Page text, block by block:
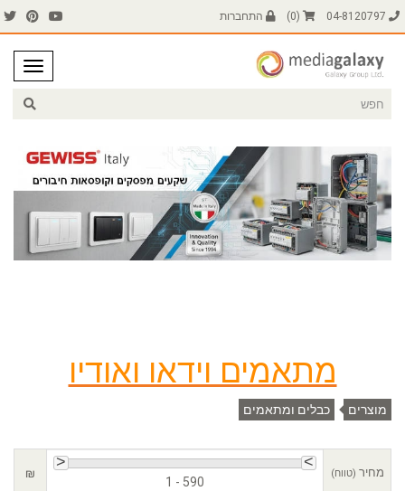
(
0
) התחברות
מתאמים וידאו ואודיו
מוצרים כבלים ומתאמים
מחיר (טווח)
1 - 590
₪